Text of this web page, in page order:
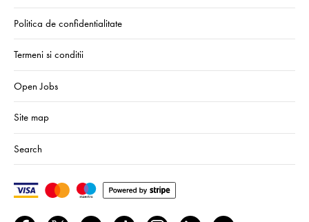
Politica de confidentialitate
Termeni si conditii
Open Jobs
Site map
Search